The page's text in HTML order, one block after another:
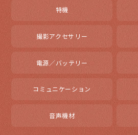
特機
撮影アクセサリー
電源／バッテリー
コミュニケーション
音声機材